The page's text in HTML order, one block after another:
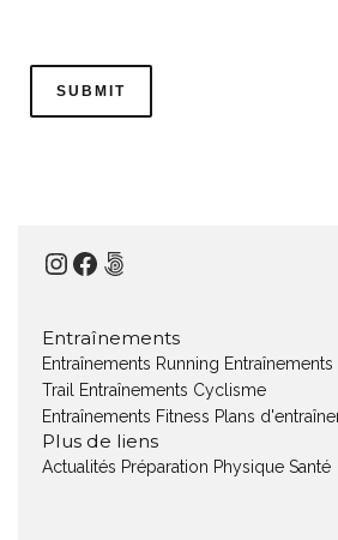
Instagram
Facebook
500px
Entraînements
Entraînements Running Entraînements
Trail
Entraînements Cyclisme
Entraînements Fitness Plans
Plus de liens
Actualités Préparation Physique Santé